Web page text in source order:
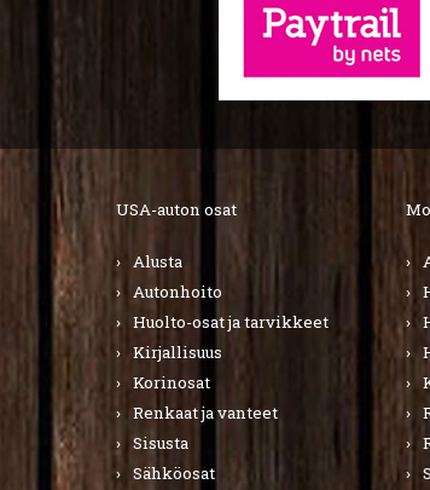
USA-auton osat
Alusta
Autonhoito
Huolto-osat ja tarvikkeet
Kirjallisuus
Korinosat
Renkaat ja vanteet
Sisusta
Sähköosat